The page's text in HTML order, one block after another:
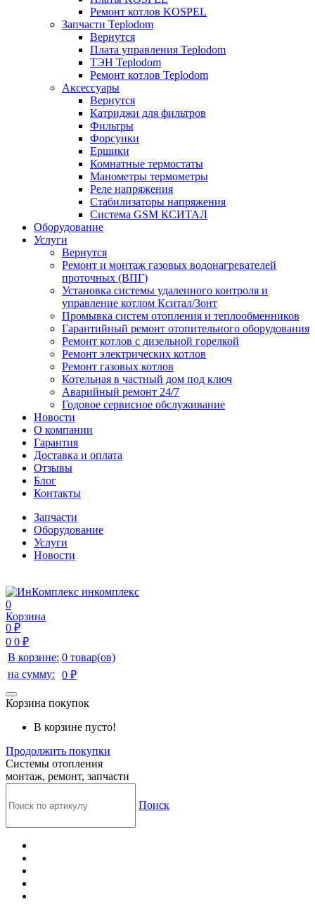
Ремонт котлов KOSPEL
Запчасти Teplodom
Вернутся
Плата управления Teplodom
ТЭН Teplodom
Ремонт котлов Teplodom
Аксессуары
Вернутся
Катриджи для фильтров
Фильтры
Форсунки
Ершики
Комнатные термостаты
Манометры термометры
Реле напряжения
Стабилизаторы напряжения
Система GSM КСИТАЛ
Оборудование
Услуги
Вернутся
Ремонт и монтаж газовых водонагревателей
проточных (ВПГ)
Установка системы удаленного контроля и
управление котлом Кситал/Зонт
Промывка систем отопления и теплообменников
Гарантийный ремонт отопительного оборудования
Ремонт котлов с дизельной горелкой
Ремонт электрических котлов
Ремонт газовых котлов
Котельная в частный дом под ключ
Аварийный ремонт 24/7
Годовое сервисное обслуживание
Новости
О компании
Гарантия
Доставка и оплата
Отзывы
Блог
Контакты
Запчасти
Оборудование
Услуги
Новости
инкомплекс
0
Корзина
0 ₽
0 0 ₽
В корзине: 0 товар(ов)
на сумму:
0 ₽
Корзина покупок
В корзине пусто!
Продолжить покупки
Системы отопления
монтаж, ремонт, запчасти
Поиск